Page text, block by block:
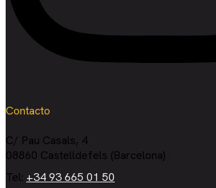
Contacto
C/ Pau Casals, 4
08860 Castelldefels (Barcelona)
Tel: +34 93 665 01 50